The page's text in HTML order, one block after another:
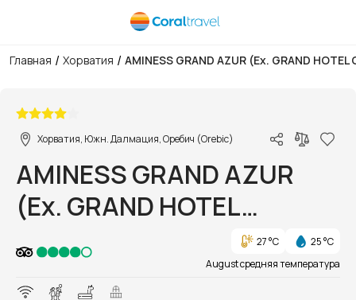
Главная / Хорватия / AMINESS GRAND AZUR (Ex. GRAND HOTEL
Хорватия, Южн. Далмация, Оребич (Orebic)
AMINESS GRAND AZUR
(Ex. GRAND HOTEL
OREBIC)
27 °C
25 °C
August средняя температура